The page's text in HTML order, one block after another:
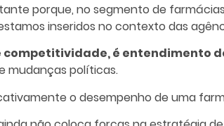
porque, no segmento de
inseridos no contexto das
competitividade, é entendimento
mudanças políticas.
o desempenho de uma